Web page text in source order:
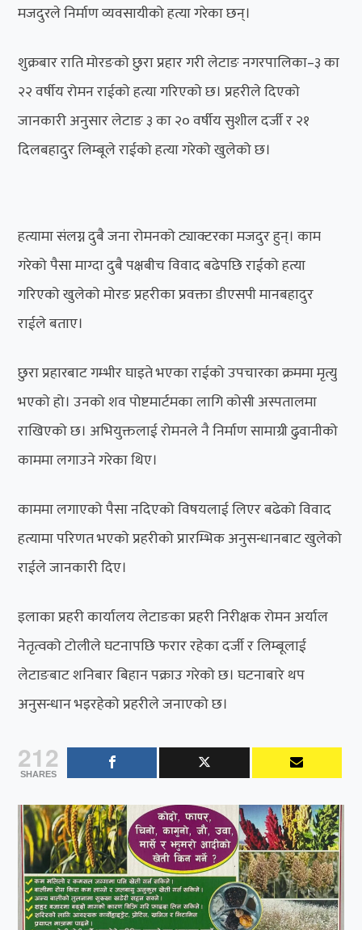
मजदुरले निर्माण व्यवसायीको हत्या गरेका छन्।
शुक्रबार राति मोरङको छुरा प्रहार गरी लेटाङ नगरपालिका–३ का
२२ वर्षीय रोमन राईको हत्या गरिएको छ। प्रहरीले दिएको
जानकारी अनुसार लेटाङ ३ का २० वर्षीय सुशील दर्जी र २१
दिलबहादुर लिम्बूले राईको हत्या गरेको खुलेको छ।
हत्यामा संलग्न दुबै जना रोमनको ट्याक्टरका मजदुर हुन्। काम
गरेको पैसा माग्दा दुबै पक्षबीच विवाद बढेपछि राईको हत्या
गरिएको खुलेको मोरङ प्रहरीका प्रवक्ता डीएसपी मानबहादुर
राईले बताए।
छुरा प्रहारबाट गम्भीर घाइते भएका राईको उपचारका क्रममा मृत्यु
भएको हो। उनको शव पोष्टमार्टमका लागि कोसी अस्पतालमा
राखिएको छ। अभियुक्तलाई रोमनले नै निर्माण सामाग्री ढुवानीको
काममा लगाउने गरेका थिए।
काममा लगाएको पैसा नदिएको विषयलाई लिएर बढेको विवाद
हत्यामा परिणत भएको प्रहरीको प्रारम्भिक अनुसन्धानबाट खुलेको
राईले जानकारी दिए।
इलाका प्रहरी कार्यालय लेटाङका प्रहरी निरीक्षक रोमन अर्याल
नेतृत्वको टोलीले घटनापछि फरार रहेका दर्जी र लिम्बूलाई
लेटाङबाट शनिबार बिहान पक्राउ गरेको छ। घटनाबारे थप
अनुसन्धान भइरहेको प्रहरीले जनाएको छ।
212
SHARES